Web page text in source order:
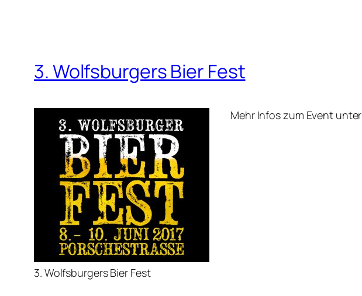
3. Wolfsburgers Bier Fest
3. Wolfsburgers Bier Fest
Mehr Infos zum Event unter